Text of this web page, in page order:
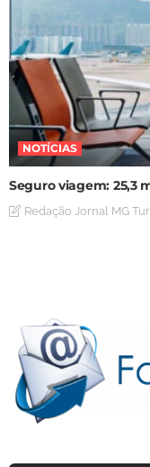
NOTÍCIAS
Seguro viagem: 25,3
Redação Jornal MG